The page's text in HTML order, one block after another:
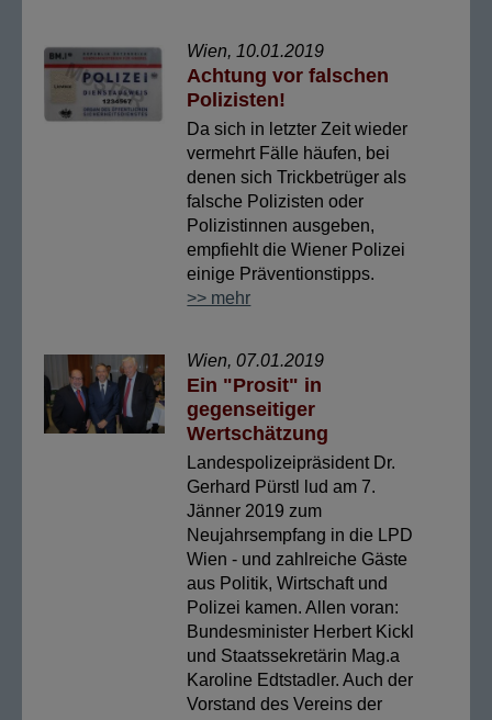
Wien, 10.01.2019
Achtung vor falschen
Polizisten!
Da sich in letzter Zeit wieder
vermehrt Fälle häufen, bei
denen sich Trickbetrüger als
falsche Polizisten oder
Polizistinnen ausgeben,
empfiehlt die Wiener Polizei
einige Präventionstipps.
>> mehr
Wien, 07.01.2019
Ein "Prosit" in
gegenseitiger
Wertschätzung
Landespolizeipräsident Dr.
Gerhard Pürstl lud am 7.
Jänner 2019 zum
Neujahrsempfang in die LPD
Wien - und zahlreiche Gäste
aus Politik, Wirtschaft und
Polizei kamen. Allen voran:
Bundesminister Herbert Kickl
und Staatssekretärin Mag.a
Karoline Edtstadler. Auch der
Vorstand des Vereins der